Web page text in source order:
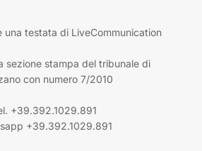
una testata di LiveCommunication
sezione stampa del tribunale di
con numero 7/2010
+39.392.1029.891
+39.392.1029.891